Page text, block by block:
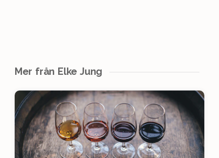
Mer från Elke Jung